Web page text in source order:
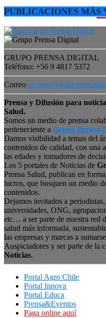
PUBLICACIONES MÁS
GRUPO PRENSA DIGITAL
Teléfono: +56 9 4817 5372
Correo
Prensa y Difusión para
Salud.
Somos un medio de prensa
perteneciente a Grupo Prensa
Damos visibilidad a temas del
contenidos de calidad, con una
las edades y tomadores de
Los 5 portales de Noticias de
Prensa Salud, publican en
lucros, que busquen un medio
contenidos.
Dejamos invitados a
universidades, ONG,
etc… a ser parte de nuestra red
salud más informada,
las empresas y marcas a
Auspiciadores y ser parte de la
Noticias.
Portal Agro Chile
Portal Innova
Portal Educa
Prensa&Eventos
Paga online aquí